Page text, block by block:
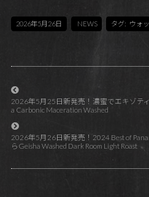
2026年5月26日 NEWS タグ: ウォ
2026年5月25日新発売！濃蜜でエキゾテ
a Carbonic Maceration Washed
2026年5月26日新発売！2024 Best of
らGeisha Washed Dark Room Light Roast